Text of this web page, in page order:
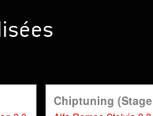
Chiptuning